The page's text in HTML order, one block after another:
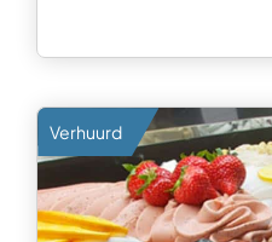
Verhuurd